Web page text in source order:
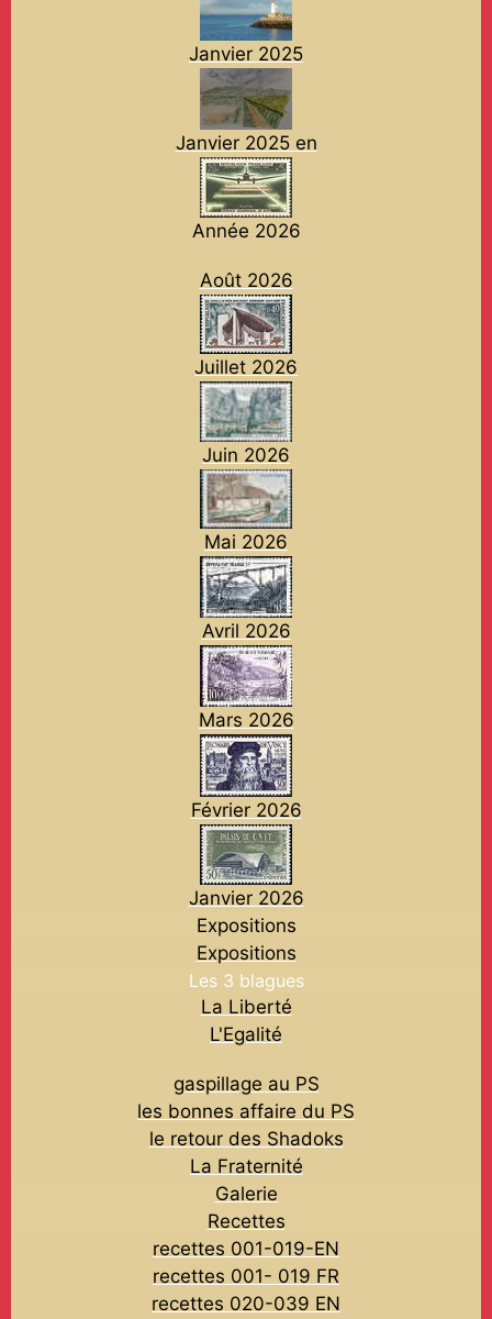
Janvier 2025
Janvier 2025 en
Année 2026
Août 2026
Juillet 2026
Juin 2026
Mai 2026
Avril 2026
Mars 2026
Février 2026
Janvier 2026
Expositions
Expositions
Les 3 blagues
La Liberté
L'Egalité
gaspillage au PS
les bonnes affaire du PS
le retour des Shadoks
La Fraternité
Galerie
Recettes
recettes 001-019-EN
recettes 001- 019 FR
recettes 020-039 EN